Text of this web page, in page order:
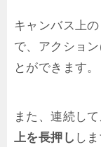
キャンバス上
で、アクショ
とができます。
また、連続し
上を長押し しま